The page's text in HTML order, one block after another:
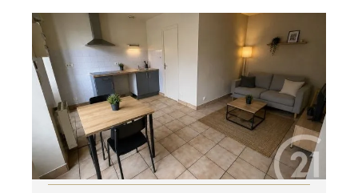
CHATEAUROUX 36
41,80 m2, 2 pièces
Ref : 9808
Maison à louer
430 €
par mois charges comprises
Visiter le site dédié